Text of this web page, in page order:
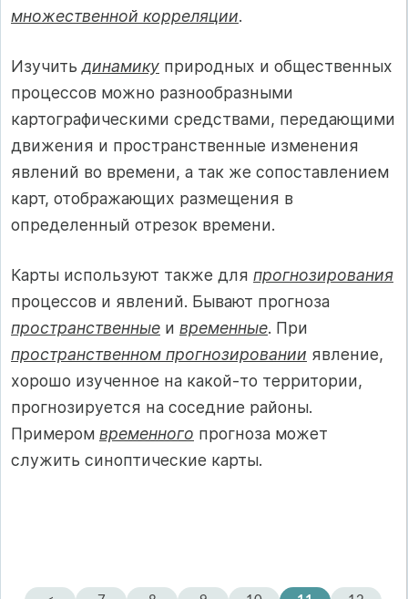
множественной корреляции.
Изучить динамику природных и общественных
процессов можно разнообразными
картографическими средствами, передающими
движения и пространственные изменения
явлений во времени, а так же сопоставлением
карт, отображающих размещения в
определенный отрезок времени.
Карты используют также для прогнозирования
процессов и явлений. Бывают прогноза
пространственные и временные. При
пространственном прогнозировании явление,
хорошо изученное на какой-то территории,
прогнозируется на соседние районы.
Примером временного прогноза может
служить синоптические карты.